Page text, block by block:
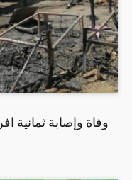
وفاة وإصابة ثمانية